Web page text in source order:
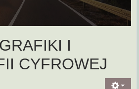
I
CYFROWEJ